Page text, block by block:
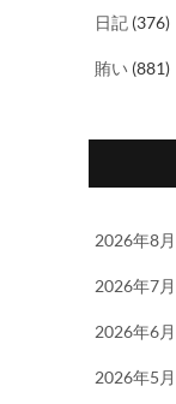
日記 (376)
賄い (881)
2026年8月
2026年7月
2026年6月
2026年5月